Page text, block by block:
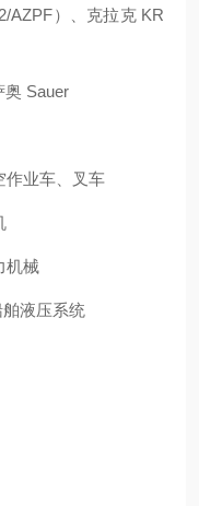
AZPF）、克拉克 KR
奥 Sauer
作业车、叉车
机械
液压系统